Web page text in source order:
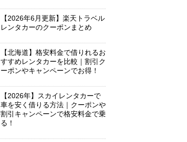
【2026年6月更新】楽天トラベル
レンタカーのクーポンまとめ
【北海道】格安料金で借りれるお
すすめレンタカーを比較｜割引ク
ーポンやキャンペーンでお得！
【2026年】スカイレンタカーで
車を安く借りる方法｜クーポンや
割引キャンペーンで格安料金で乗
る！